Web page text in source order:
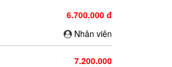
6.700.000 đ
Nhân viên
7.200.000